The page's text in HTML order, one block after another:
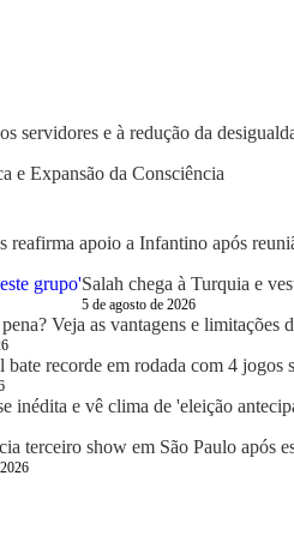
servidores e à redução da
e Expansão da Consciência
reafirma apoio a Infantino após
Salah chega à Turquia e
5 de agosto de 2026
Veja as vantagens e limitações
bate recorde em rodada com 4 jogos
inédita e vê clima de 'eleição
terceiro show em São Paulo após